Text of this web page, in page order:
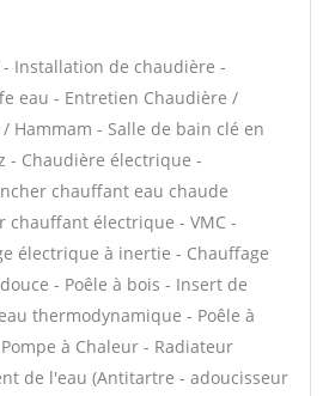
Installation de chaudière -
eau - Entretien Chaudière /
Hammam - Salle de bain clé en
- Chaudière électrique -
chauffant eau chaude
chauffant électrique - VMC -
électrique à inertie - Chauffage
- Poêle à bois - Insert de
thermodynamique - Poêle à
à Chaleur - Radiateur
de l'eau (Antitartre - adoucisseur